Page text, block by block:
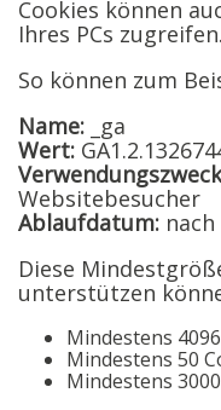
Cookies können
Ihres PCs zugreifen.
So können zum
Name: _ga
Wert:
Websitebesucher
Ablaufdatum: nach
Diese
unterstützen
Mindestens
Mindestens 50
Mindestens